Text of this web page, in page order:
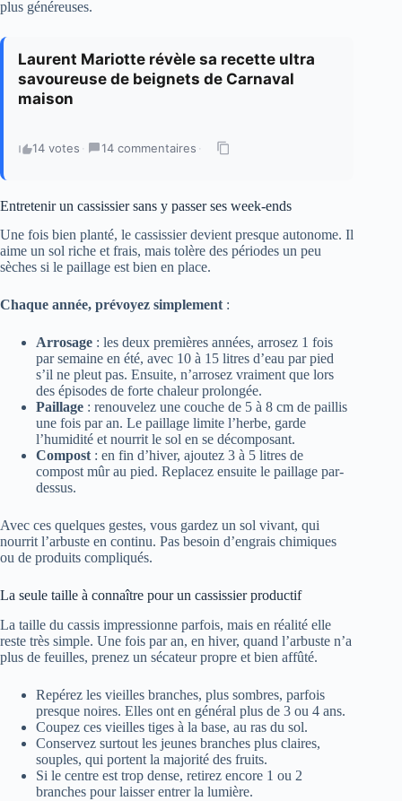
plus généreuses.
Laurent Mariotte révèle sa recette ultra
savoureuse de beignets de Carnaval
maison
14 votes · 14 commentaires ·
Entretenir un cassissier sans y passer ses week-ends
Une fois bien planté, le cassissier devient presque autonome. Il
aime un sol riche et frais, mais tolère des périodes un peu
sèches si le paillage est bien en place.
Chaque année, prévoyez simplement:
Arrosage : les deux premières années, arrosez 1 fois
par semaine en été, avec 10 à 15 litres d’eau par pied
s’il ne pleut pas. Ensuite, n’arrosez vraiment que lors
des épisodes de forte chaleur prolongée.
Paillage : renouvelez une couche de 5 à 8 cm de paillis
une fois par an. Le paillage limite l’herbe, garde
l’humidité et nourrit le sol en se décomposant.
Compost: en fin d’hiver, ajoutez 3 à 5 litres de
compost mûr au pied. Replacez ensuite le paillage par-
dessus.
Avec ces quelques gestes, vous gardez un sol vivant, qui
nourrit l’arbuste en continu. Pas besoin d’engrais chimiques
ou de produits compliqués.
La seule taille à connaître pour un cassissier productif
La taille du cassis impressionne parfois, mais en réalité elle
reste très simple. Une fois par an, en hiver, quand l’arbuste n’a
plus de feuilles, prenez un sécateur propre et bien affûté.
Repérez les vieilles branches, plus sombres, parfois
presque noires. Elles ont en général plus de 3 ou 4 ans.
Coupez ces vieilles tiges à la base, au ras du sol.
Conservez surtout les jeunes branches plus claires,
souples, qui portent la majorité des fruits.
Si le centre est trop dense, retirez encore 1 ou 2
branches pour laisser entrer la lumière.